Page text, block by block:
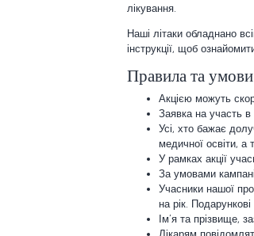
лікування.
Наші літаки обладнано
інструкції, щоб
Правила та умови
Акцією можуть
Заявка на участь в
Усі, хто бажає
медичної освіти, а
У рамках акції
За умовами
Учасники нашої
на рік.
Ім’я та прізвище,